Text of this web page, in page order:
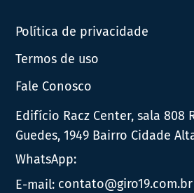
Política de privacidade
Termos de uso
Fale Conosco
Edifício Racz Center, sala 808
Guedes, 1949 Bairro Cidade
WhatsApp:
E-mail: contato@giro19.com.br